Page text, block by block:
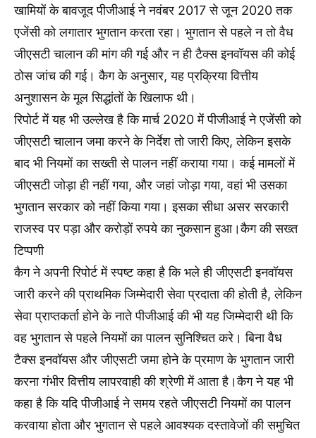
खामियों के बावजूद पीजीआई ने नवंबर 2017 से जून 2020 तक
एजेंसी को लगातार भुगतान करता रहा। भुगतान से पहले न तो वैध
जीएसटी चालान की मांग की गई और न ही टैक्स इनवॉयस की कोई
ठोस जांच की गई। कैग के अनुसार, यह प्रक्रिया वित्तीय
अनुशासन के मूल सिद्धांतों के खिलाफ थी।
रिपोर्ट में यह भी उल्लेख है कि मार्च 2020 में पीजीआई ने एजेंसी को
जीएसटी चालान जमा करने के निर्देश तो जारी किए, लेकिन इसके
बाद भी नियमों का सख्ती से पालन नहीं कराया गया। कई मामलों में
जीएसटी जोड़ा ही नहीं गया, और जहां जोड़ा गया, वहां भी उसका
भुगतान सरकार को नहीं किया गया। इसका सीधा असर सरकारी
राजस्व पर पड़ा और करोड़ों रुपये का नुकसान हुआ।कैग की सख्त
टिप्पणी
कैग ने अपनी रिपोर्ट में स्पष्ट कहा है कि भले ही जीएसटी इनवॉयस
जारी करने की प्राथमिक जिम्मेदारी सेवा प्रदाता की होती है, लेकिन
सेवा प्राप्तकर्ता होने के नाते पीजीआई की भी यह जिम्मेदारी थी कि
वह भुगतान से पहले नियमों का पालन सुनिश्चित करे। बिना वैध
टैक्स इनवॉयस और जीएसटी जमा होने के प्रमाण के भुगतान जारी
करना गंभीर वित्तीय लापरवाही की श्रेणी में आता है।कैग ने यह भी
कहा है कि यदि पीजीआई ने समय रहते जीएसटी नियमों का पालन
करवाया होता और भुगतान से पहले आवश्यक दस्तावेजों की समुचित